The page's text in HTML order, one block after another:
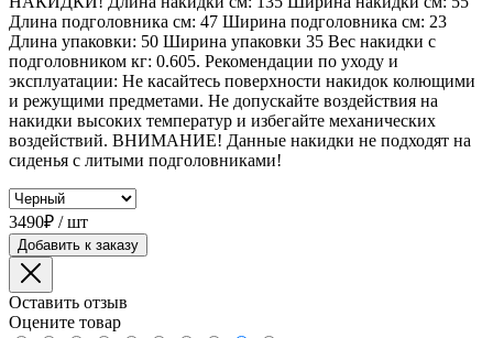
Длина подголовника см: 47 Ширина подголовника см: 23
Длина упаковки: 50 Ширина упаковки 35 Вес накидки с
подголовником кг: 0.605. Рекомендации по уходу и
эксплуатации: Не касайтесь поверхности накидок колющими
и режущими предметами. Не допускайте воздействия на
накидки высоких температур и избегайте механических
воздействий. ВНИМАНИЕ! Данные накидки не подходят на
сиденья с литыми подголовниками!
3490₽ / шт
Добавить к заказу
Оставить отзыв
Оцените товар